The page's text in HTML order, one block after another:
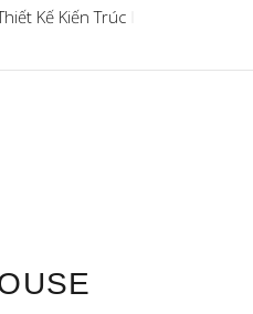
Kế Kiến Trúc